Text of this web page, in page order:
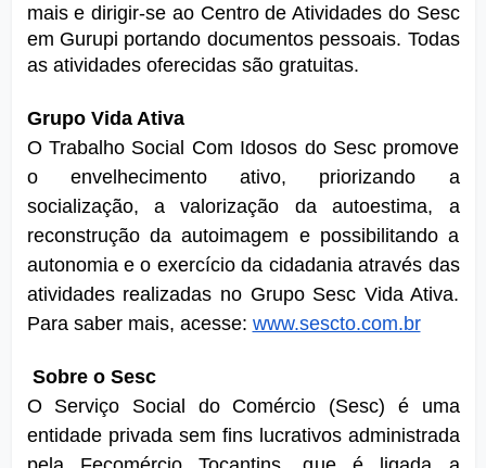
mais e dirigir-se ao Centro de Atividades do Sesc
em Gurupi portando documentos pessoais. Todas
as atividades oferecidas são gratuitas.
Grupo Vida Ativa
O Trabalho Social Com Idosos do Sesc promove
o envelhecimento ativo, priorizando a
socialização, a valorização da autoestima, a
reconstrução da autoimagem e possibilitando a
autonomia e o exercício da cidadania através das
atividades realizadas no Grupo Sesc Vida Ativa.
Para saber mais, acesse: www.sescto.com.br
Sobre o Sesc
O Serviço Social do Comércio (Sesc) é uma
entidade privada sem fins lucrativos administrada